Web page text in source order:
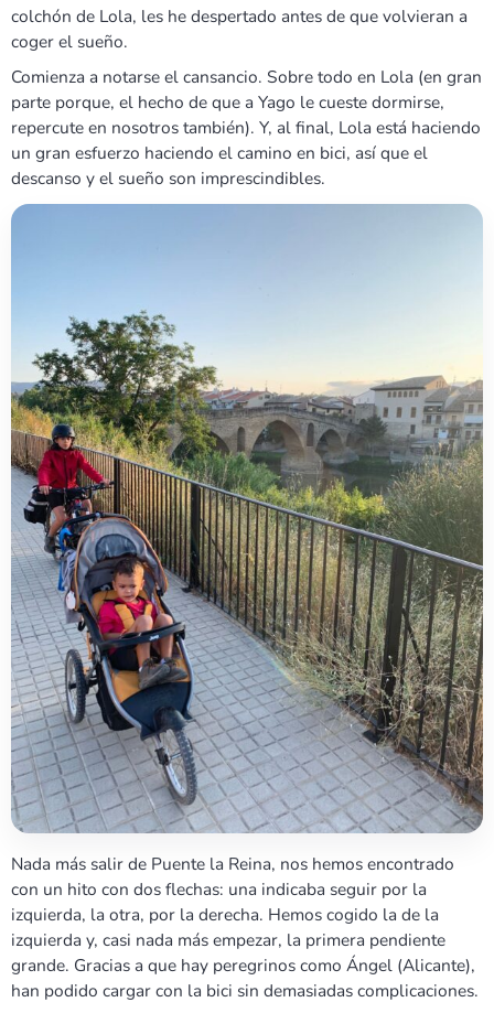
colchón de Lola, les he despertado antes de que volvieran a
coger el sueño.
Comienza a notarse el cansancio. Sobre todo en Lola (en gran
parte porque, el hecho de que a Yago le cueste dormirse,
repercute en nosotros también). Y, al final, Lola está haciendo
un gran esfuerzo haciendo el camino en bici, así que el
descanso y el sueño son imprescindibles.
Nada más salir de Puente la Reina, nos hemos encontrado
con un hito con dos flechas: una indicaba seguir por la
izquierda, la otra, por la derecha. Hemos cogido la de la
izquierda y, casi nada más empezar, la primera pendiente
grande. Gracias a que hay peregrinos como Ángel (Alicante),
han podido cargar con la bici sin demasiadas complicaciones.